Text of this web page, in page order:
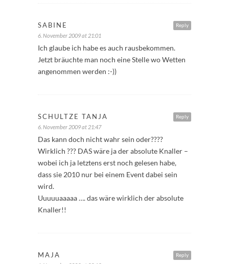
Reply
SABINE
6. November 2009 at 21:01
Ich glaube ich habe es auch rausbekommen.
Jetzt bräuchte man noch eine Stelle wo Wetten
angenommen werden :-))
Reply
SCHULTZE TANJA
6. November 2009 at 21:47
Das kann doch nicht wahr sein oder????
Wirklich ??? DAS wäre ja der absolute Knaller –
wobei ich ja letztens erst noch gelesen habe,
dass sie 2010 nur bei einem Event dabei sein
wird.
Uuuuuaaaaa …. das wäre wirklich der absolute
Knaller!!
Reply
MAJA